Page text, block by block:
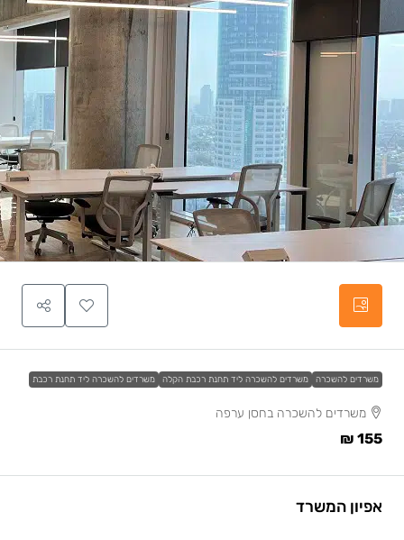
משרדים להשכרה משרדים להשכרה ליד תחנת רכבת הקלה משרדים להשכרה ליד תחנת רכבת
משרדים להשכרה בחסן ערפה
155 ₪
אפיון המשרד